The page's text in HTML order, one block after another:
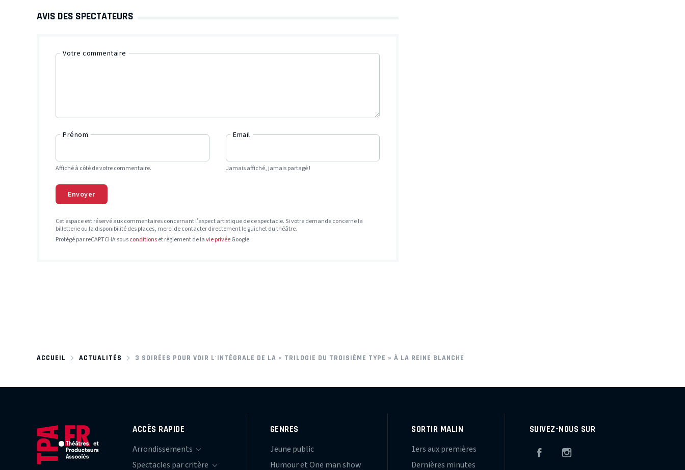
AVIS DES SPECTATEURS
Votre commentaire
Prénom
Affiché à côté de votre commentaire.
Email
Jamais affiché, jamais partagé !
Envoyer
Cet espace est réservé aux commentaires concernant l’aspect artistique de ce spectacle. Si votre demande concerne la
billetterie ou la disponibilité des places, merci de contacter directement le guichet du théâtre.
Protégé par reCAPTCHA sousconditionset règlement de lavie privéeGoogle.
ACCUEIL ACTUALITÉS 3 SOIRÉES POUR VOIR L'INTÉGRALE DE LA « TRILOGIE DU TROISIÈME TYPE » À LA REINE BLANCHE
ACCÈS RAPIDE GENRES
Jeune public
Humour et One man show
SORTIR MALIN
1ers aux premières
Dernières minutes
SUIVEZ-NOUS SUR
Facebook